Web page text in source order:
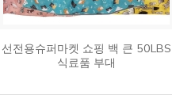
선전용슈퍼마켓 쇼핑 백 큰 50LBS
식료품 부대